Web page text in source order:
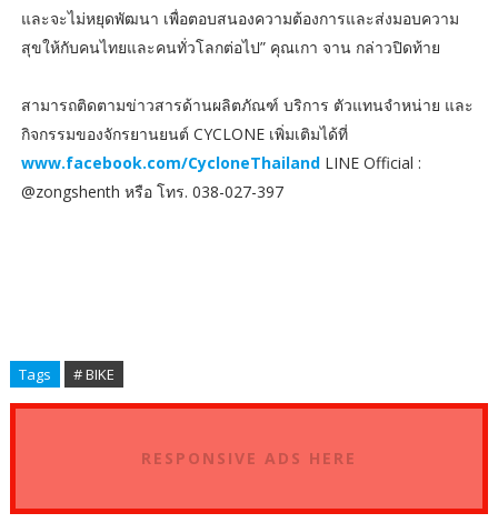
และจะไม่หยุดพัฒนา เพื่อตอบสนองความต้องการและส่งมอบความ
สุขให้กับคนไทยและคนทั่วโลกต่อไป” คุณเกา จาน กล่าวปิดท้าย
สามารถติดตามข่าวสารด้านผลิตภัณฑ์ บริการ ตัวแทนจำหน่าย และ
กิจกรรมของจักรยานยนต์ CYCLONE เพิ่มเติมได้ที่
www.facebook.com/CycloneThailandLINE Official :
@zongshenth หรือ โทร. 038-027-397
Tags # BIKE
RESPONSIVE ADS HERE